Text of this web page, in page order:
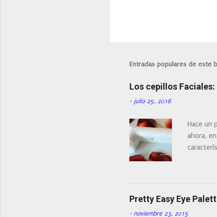
Entradas populares de este
Los cepillos
- julio 25, 2016
Hace un
ahora,
¿Cual
facial de
Pretty Easy Eye
- noviembre 23, 2015